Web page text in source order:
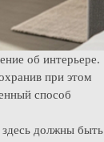
об интерьере.
при этом
способ
должны быть